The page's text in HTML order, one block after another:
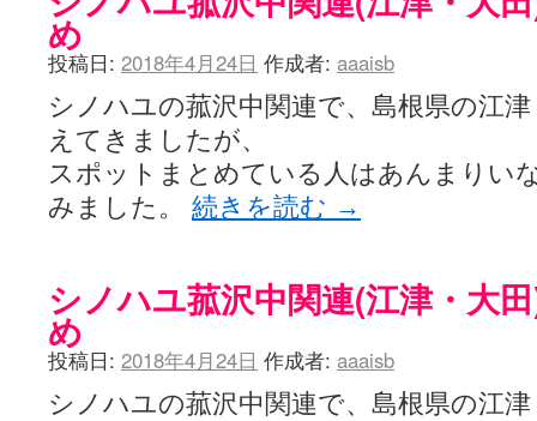
め
投稿日: 2018年4月24日 作成者: aaaisb
シノハユの菰沢中関連で、島根県の江
えてきましたが、
スポットまとめている人はあんまりい
みました。 続きを読む →
シノハユ菰沢中関連(江津・大
め
投稿日: 2018年4月24日 作成者: aaaisb
シノハユの菰沢中関連で、島根県の江